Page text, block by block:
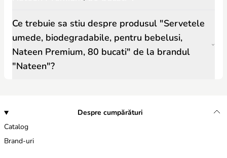
Ce trebuie sa stiu despre produsul "Servetele
umede, biodegradabile, pentru bebelusi,
Nateen Premium, 80 bucati" de la brandul
"Nateen"?
Despre cumpărături
Catalog
Brand-uri